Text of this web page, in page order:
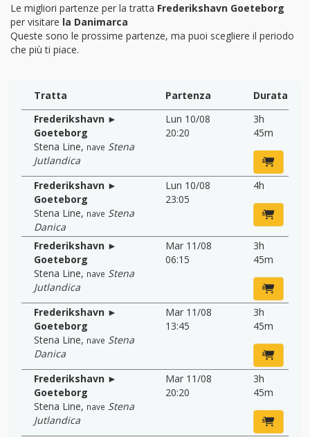
Le migliori partenze per la tratta Frederikshavn Goeteborg
per visitare la Danimarca
Queste sono le prossime partenze, ma puoi scegliere il periodo
che più ti piace.
Tratta Partenza
Durata
Frederikshavn ►
Goeteborg
Stena Line, nave Stena
Jutlandica
Lun 10/08
20:20
3h
45m
Frederikshavn ►
Goeteborg
Stena Line, nave Stena
Danica
Lun 10/08
23:05
4h
Frederikshavn ►
Goeteborg
Stena Line, nave Stena
Jutlandica
Mar 11/08
06:15
3h
45m
Frederikshavn ►
Goeteborg
Stena Line, nave Stena
Danica
Mar 11/08
13:45
3h
45m
Frederikshavn ►
Goeteborg
Stena Line, nave Stena
Jutlandica
Mar 11/08
20:20
3h
45m